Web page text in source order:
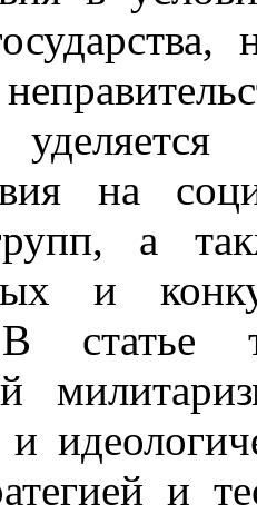
на
а
и
статье
и
и